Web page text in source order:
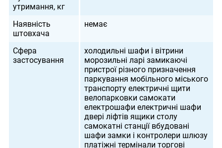
утримання, кг
Наявність
штовхача
немає
Сфера
застосування
холодильні шафи і вітрини
морозильні ларі замикаючі
пристрої різного призначення
паркування мобільного міського
транспорту електричні щити
велопарковки самокати
електрошафи електричні шафи
двері ліфтів ящики столу
самокатні станції вбудовані
шафи замки і контролери шлюзу
платіжні термінали торгові